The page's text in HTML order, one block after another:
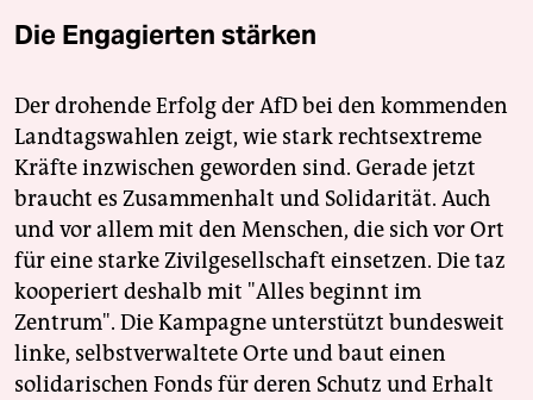
Die Engagierten stärken
Der drohende Erfolg der AfD bei den kommenden
Landtagswahlen zeigt, wie stark rechtsextreme
Kräfte inzwischen geworden sind. Gerade jetzt
braucht es Zusammenhalt und Solidarität. Auch
und vor allem mit den Menschen, die sich vor Ort
für eine starke Zivilgesellschaft einsetzen. Die taz
kooperiert deshalb mit "Alles beginnt im
Zentrum". Die Kampagne unterstützt bundesweit
linke, selbstverwaltete Orte und baut einen
solidarischen Fonds für deren Schutz und Erhalt